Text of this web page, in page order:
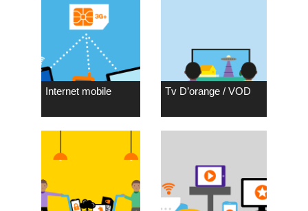
Internet mobile Tv D’orange / VOD